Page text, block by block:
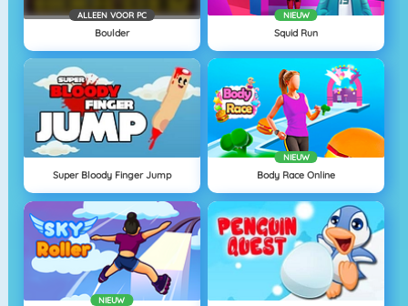
ALLEEN VOOR PC
Boulder
NIEUW
Squid Run
Super Bloody Finger Jump
NIEUW
Body Race Online
NIEUW